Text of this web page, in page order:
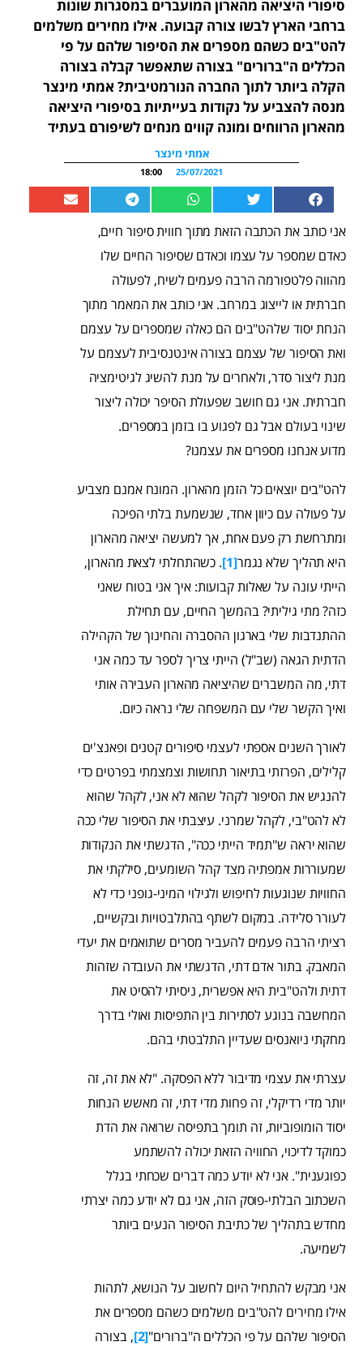
סיפורי היציאה מהארון המועברים במסגרות שונות
ברחבי הארץ לבשו צורה קבועה. אילו מחירים משלמים
להט"בים כשהם מספרים את הסיפור שלהם על פי
הכללים ה"ברורים" בצורה שתאפשר קבלה בצורה
הקלה ביותר לתוך החברה הנורמטיבית? אמתי מינצר
מנסה להצביע על נקודות בעייתיות בסיפורי היציאה
מהארון הרווחים ומונה קווים מנחים לשיפורם בעתיד
אמתי מינצר
25/07/2021
18:00
אני כותב את הכתבה הזאת מתוך חווית סיפור חיים,
כאדם שמספר על עצמו וכאדם שסיפור החיים שלו
מהווה פלטפורמה הרבה פעמים לשיח, לפעולה
חברתית או לייצוג במרחב. אני כותב את המאמר מתוך
הנחת יסוד שלהט"בים הם כאלה שמספרים על עצמם
ואת הסיפור של עצמם בצורה אינטנסיבית לעצמם על
מנת ליצור סדר, ולאחרים על מנת להשיג לגיטימציה
חברתית. אני גם חושב שפעולת הסיפר יכולה ליצור
שינוי בעולם אבל גם לפגוע בו בזמן במספרים.
מדוע אנחנו מספרים את עצמנו?
להט"בים יוצאים כל הזמן מהארון. המונח אמנם מצביע
על פעולה עם כיוון אחד, שנשמעת בלתי הפיכה
ומתרחשת רק פעם אחת, אך למעשה יציאה מהארון
היא תהליך שלא נגמר[1]
. כשהתחלתי לצאת מהארון,
הייתי עונה על שאלות קבועות: איך אני בטוח שאני
כזה? מתי גיליתי? בהמשך החיים, עם תחילת
ההתנדבות שלי בארגון ההסברה והחינוך של הקהילה
הדתית הגאה (שב"ל) הייתי צריך לספר עד כמה אני
דתי, מה המשברים שהיציאה מהארון העבירה אותי
ואיך הקשר שלי עם המשפחה שלי נראה כיום.
לאורך השנים אספתי לעצמי סיפורים קטנים ופאנצ'ים
קלילים, הפרזתי בתיאור תחושות וצמצמתי בפרטים כדי
להנגיש את הסיפור לקהל שהוא לא אני, לקהל שהוא
לא להט"בי, לקהל שמרני. עיצבתי את הסיפור שלי ככה
שהוא יראה ש"תמיד הייתי ככה", הדגשתי את הנקודות
שמעוררות אמפתיה מצד קהל השומעים, סילקתי את
החוויות שנוגעות לחיפוש ולגילוי המיני-גופני כדי לא
לעורר סלידה. במקום לשתף בהתלבטויות ובקשיים,
רציתי הרבה פעמים להעביר מסרים שתואמים את יעדי
המאבק. בתור אדם דתי, הדגשתי את העובדה שזהות
דתית ולהט"בית היא אפשרית, ניסיתי להסיט את
המחשבה בנוגע לסתירות בין התפיסות ואולי בדרך
מחקתי ניואנסים שעדיין התלבטתי בהם.
עצרתי את עצמי מדיבור ללא הפסקה. "לא את זה, זה
יותר מדי רדיקלי, זה פחות מדי דתי, זה מאשש הנחות
יסוד הומופוביות, זה תומך בתפיסה שרואה את הדת
כמוקד לדיכוי, החוויה הזאת יכולה להשתמע
כפוגענית". אני לא יודע כמה דברים שכחתי בגלל
השכתוב הבלתי-פוסק הזה, אני גם לא יודע כמה יצרתי
מחדש בתהליך של כתיבת הסיפור הנעים ביותר
לשמיעה.
אני מבקש להתחיל היום לחשוב על הנושא, לתהות
אילו מחירים להט"בים משלמים כשהם מספרים את
הסיפור שלהם על פי הכללים ה"ברורים"[2]
, בצורה